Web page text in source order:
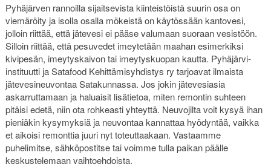
Pyhäjärven rannoilla sijaitsevista kiinteistöistä suurin osa on
viemäröity ja isolla osalla mökeistä on käytössään kantovesi,
jolloin riittää, että jätevesi ei pääse valumaan suoraan vesistöön.
Silloin riittää, että pesuvedet imeytetään maahan esimerkiksi
kivipesän, imeytyskaivon tai imeytyskuopan kautta. Pyhäjärvi-
instituutti ja Satafood Kehittämisyhdistys ry tarjoavat ilmaista
jätevesineuvontaa Satakunnassa. Jos jokin jätevesiasia
askarruttamaan ja haluaisit lisätietoa, miten remontin suhteen
pitäisi edetä, niin ota rohkeasti yhteyttä. Neuvojilta voit kysyä ihan
pieniäkin kysymyksiä ja neuvontaa kannattaa hyödyntää, vaikka
et aikoisi remonttia juuri nyt toteuttaakaan. Vastaamme
puhelimitse, sähköpostitse tai voimme tulla paikan päälle
keskustelemaan vaihtoehdoista.